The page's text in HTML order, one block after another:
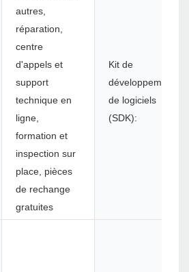
autres,
réparation,
centre
d'appels et
support
technique en
ligne,
formation et
inspection sur
place, pièces
de rechange
gratuites
Kit de
développement
de logiciels
(SDK):